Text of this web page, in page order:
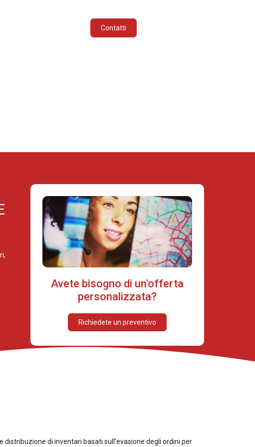
Contatti
Avete bisogno di un'offerta
personalizzata?
Richiedete un preventivo
di inventari basati sull’evasione degli ordini per